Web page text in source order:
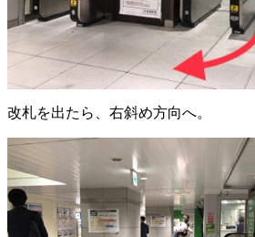
改札を出たら、右斜め方向へ。